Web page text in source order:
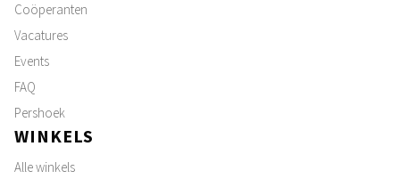
Coöperanten
Vacatures
Events
FAQ
Pershoek
WINKELS
Alle winkels